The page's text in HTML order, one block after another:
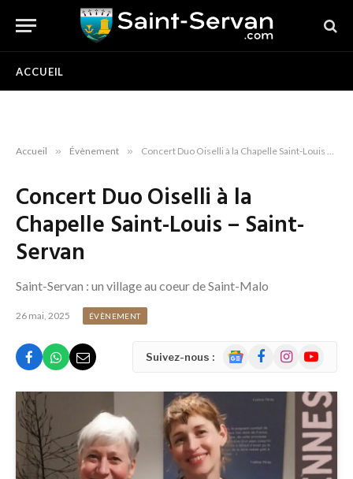
ACCUEIL
Accueil » Évènement » Concert Duo Oiselli à la Chapelle Saint-Louis – Saint-Servan
Concert Duo Oiselli à la
Chapelle Saint-Louis – Saint-
Servan
Saint-Servan : un village au coeur de Saint-Malo
26 mai, 2025 ÉVÈNEMENT
Suivez-nous :
GoogleFacebookInstagramYouTube